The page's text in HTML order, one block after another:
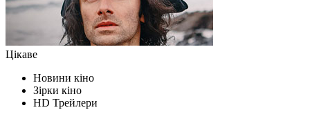
Цікаве
Новини кіно
Зірки кіно
HD Трейлери